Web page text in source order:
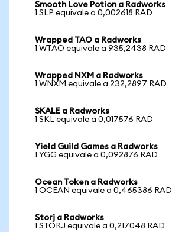
Smooth Love Potion a Radworks
1 SLP equivale a 0,002618 RAD
Wrapped TAO a Radworks
1 WTAO equivale a 935,2438 RAD
Wrapped NXM a Radworks
1 WNXM equivale a 232,2897 RAD
SKALE a Radworks
1 SKL equivale a 0,017576 RAD
Yield Guild Games a Radworks
1 YGG equivale a 0,092876 RAD
Ocean Token a Radworks
1 OCEAN equivale a 0,465386 RAD
Storj a Radworks
1 STORJ equivale a 0,217048 RAD